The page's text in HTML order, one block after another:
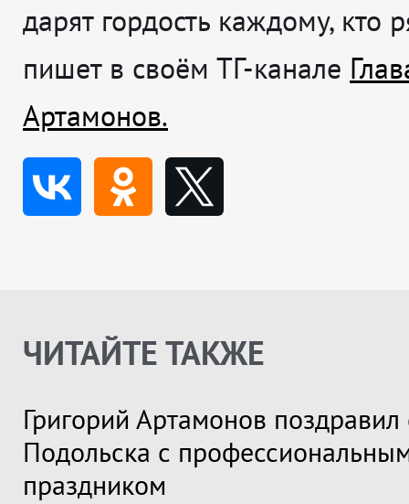
дарят гордость каждому, кто
пишет в своём ТГ-канале
Артамонов.
ЧИТАЙТЕ ТАКЖЕ
Григорий Артамонов поздравил
Подольска с
праздником